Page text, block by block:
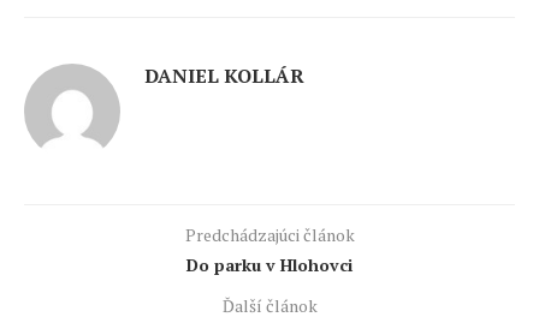
DANIEL KOLLÁR
Predchádzajúci článok
Do parku v Hlohovci
Ďalší článok